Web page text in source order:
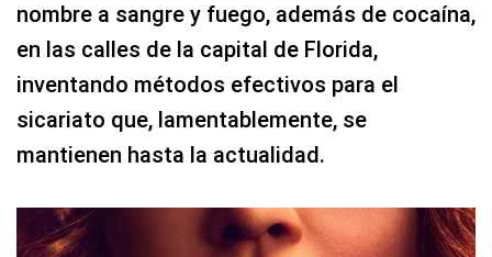
nombre a sangre y fuego, además de cocaína,
en las calles de la capital de Florida,
inventando métodos efectivos para el
sicariato que, lamentablemente, se
mantienen hasta la actualidad.